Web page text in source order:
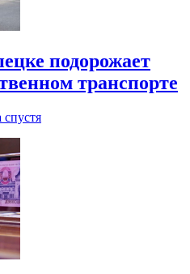
подорожает
транспорте
спустя